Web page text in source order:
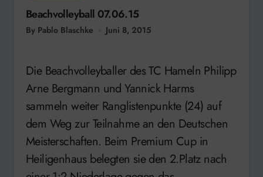
Beachvolleyball 07.06.15
By Pablo Blaschke Juni 8, 2015
Die Beachvolleyballer des TC Hameln Philipp
Arne Bergmann und Yannick Harms
sammeln weiter Ranglistenpunkte (24) auf
dem Weg zur Teilnahme an den Deutschen
Meisterschaften. Beim Premium Cup in
Heiligenhaus belegten sie den 2.Platz nach